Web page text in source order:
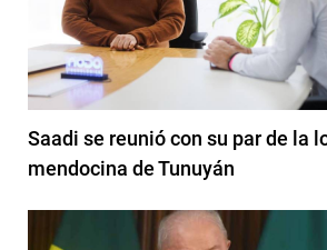
Saadi se reunió con su par de la
mendocina de Tunuyán